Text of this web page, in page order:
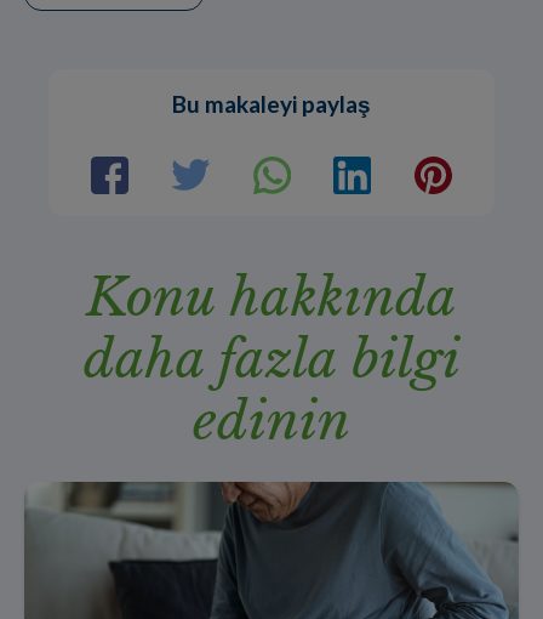
Bu makaleyi paylaş
Konu hakkında
daha fazla bilgi
edinin